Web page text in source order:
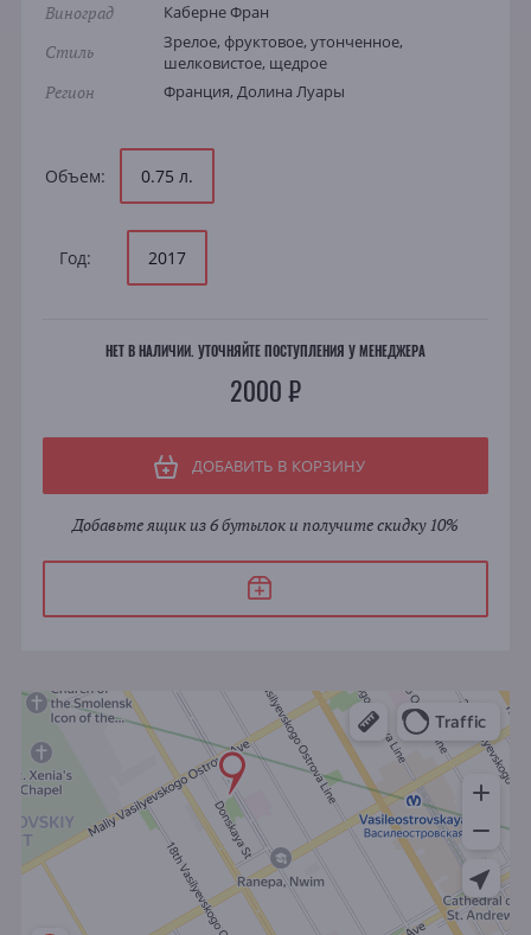
Виноград Каберне Фран
Стиль
Зрелое, фруктовое, утонченное,
шелковистое, щедрое
Регион Франция, Долина Луары
Объем: 0.75 л.
Год: 2017
НЕТ В НАЛИЧИИ. УТОЧНЯЙТЕ ПОСТУПЛЕНИЯ У МЕНЕДЖЕРА
2000 ₽
ДОБАВИТЬ В КОРЗИНУ
Добавьте ящик из 6 бутылок и получите скидку 10%